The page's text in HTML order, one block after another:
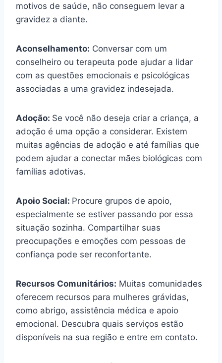
motivos de saúde, não conseguem levar a
gravidez a diante.
Aconselhamento: Conversar com um
conselheiro ou terapeuta pode ajudar a lidar
com as questões emocionais e psicológicas
associadas a uma gravidez indesejada.
Adoção: Se você não deseja criar a criança, a
adoção é uma opção a considerar. Existem
muitas agências de adoção e até famílias que
podem ajudar a conectar mães biológicas com
famílias adotivas.
Apoio Social: Procure grupos de apoio,
especialmente se estiver passando por essa
situação sozinha. Compartilhar suas
preocupações e emoções com pessoas de
confiança pode ser reconfortante.
Recursos Comunitários: Muitas comunidades
oferecem recursos para mulheres grávidas,
como abrigo, assistência médica e apoio
emocional. Descubra quais serviços estão
disponíveis na sua região e entre em contato.